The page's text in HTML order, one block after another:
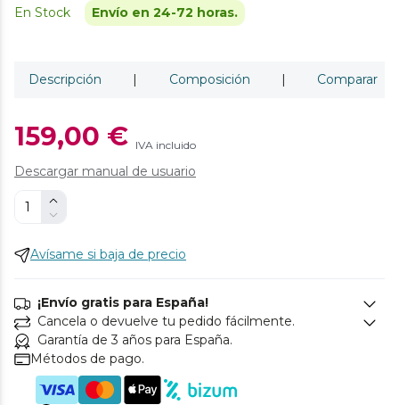
En Stock Envío en 24-72 horas.
Descripción | Composición | Comparar
159,00 € IVA incluido
Descargar manual de usuario
Avísame si baja de precio
¡Envío gratis para España!
Cancela o devuelve tu pedido fácilmente.
Garantía de 3 años para España.
Métodos de pago.